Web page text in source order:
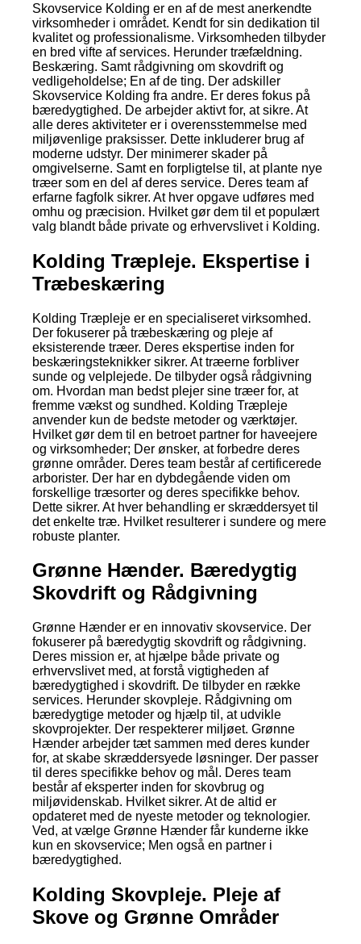
Skovservice Kolding er en af de mest anerkendte
virksomheder i området. Kendt for sin dedikation til
kvalitet og professionalisme. Virksomheden tilbyder
en bred vifte af services. Herunder træfældning.
Beskæring. Samt rådgivning om skovdrift og
vedligeholdelse; En af de ting. Der adskiller
Skovservice Kolding fra andre. Er deres fokus på
bæredygtighed. De arbejder aktivt for, at sikre. At
alle deres aktiviteter er i overensstemmelse med
miljøvenlige praksisser. Dette inkluderer brug af
moderne udstyr. Der minimerer skader på
omgivelserne. Samt en forpligtelse til, at plante nye
træer som en del af deres service. Deres team af
erfarne fagfolk sikrer. At hver opgave udføres med
omhu og præcision. Hvilket gør dem til et populært
valg blandt både private og erhvervslivet i Kolding.
Kolding Træpleje. Ekspertise i
Træbeskæring
Kolding Træpleje er en specialiseret virksomhed.
Der fokuserer på træbeskæring og pleje af
eksisterende træer. Deres ekspertise inden for
beskæringsteknikker sikrer. At træerne forbliver
sunde og velplejede. De tilbyder også rådgivning
om. Hvordan man bedst plejer sine træer for, at
fremme vækst og sundhed. Kolding Træpleje
anvender kun de bedste metoder og værktøjer.
Hvilket gør dem til en betroet partner for haveejere
og virksomheder; Der ønsker, at forbedre deres
grønne områder. Deres team består af certificerede
arborister. Der har en dybdegående viden om
forskellige træsorter og deres specifikke behov.
Dette sikrer. At hver behandling er skræddersyet til
det enkelte træ. Hvilket resulterer i sundere og mere
robuste planter.
Grønne Hænder. Bæredygtig
Skovdrift og Rådgivning
Grønne Hænder er en innovativ skovservice. Der
fokuserer på bæredygtig skovdrift og rådgivning.
Deres mission er, at hjælpe både private og
erhvervslivet med, at forstå vigtigheden af
bæredygtighed i skovdrift. De tilbyder en række
services. Herunder skovpleje. Rådgivning om
bæredygtige metoder og hjælp til, at udvikle
skovprojekter. Der respekterer miljøet. Grønne
Hænder arbejder tæt sammen med deres kunder
for, at skabe skræddersyede løsninger. Der passer
til deres specifikke behov og mål. Deres team
består af eksperter inden for skovbrug og
miljøvidenskab. Hvilket sikrer. At de altid er
opdateret med de nyeste metoder og teknologier.
Ved, at vælge Grønne Hænder får kunderne ikke
kun en skovservice; Men også en partner i
bæredygtighed.
Kolding Skovpleje. Pleje af
Skove og Grønne Områder